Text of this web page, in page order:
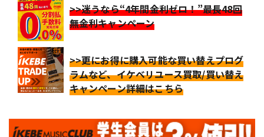
>>迷うなら“4年間金利ゼロ！”最長48回
無金利キャンペーン
>>更にお得に購入可能な買い替えプログ
ラムなど、イケベリユース買取/買い替え
キャンペーン詳細はこちら